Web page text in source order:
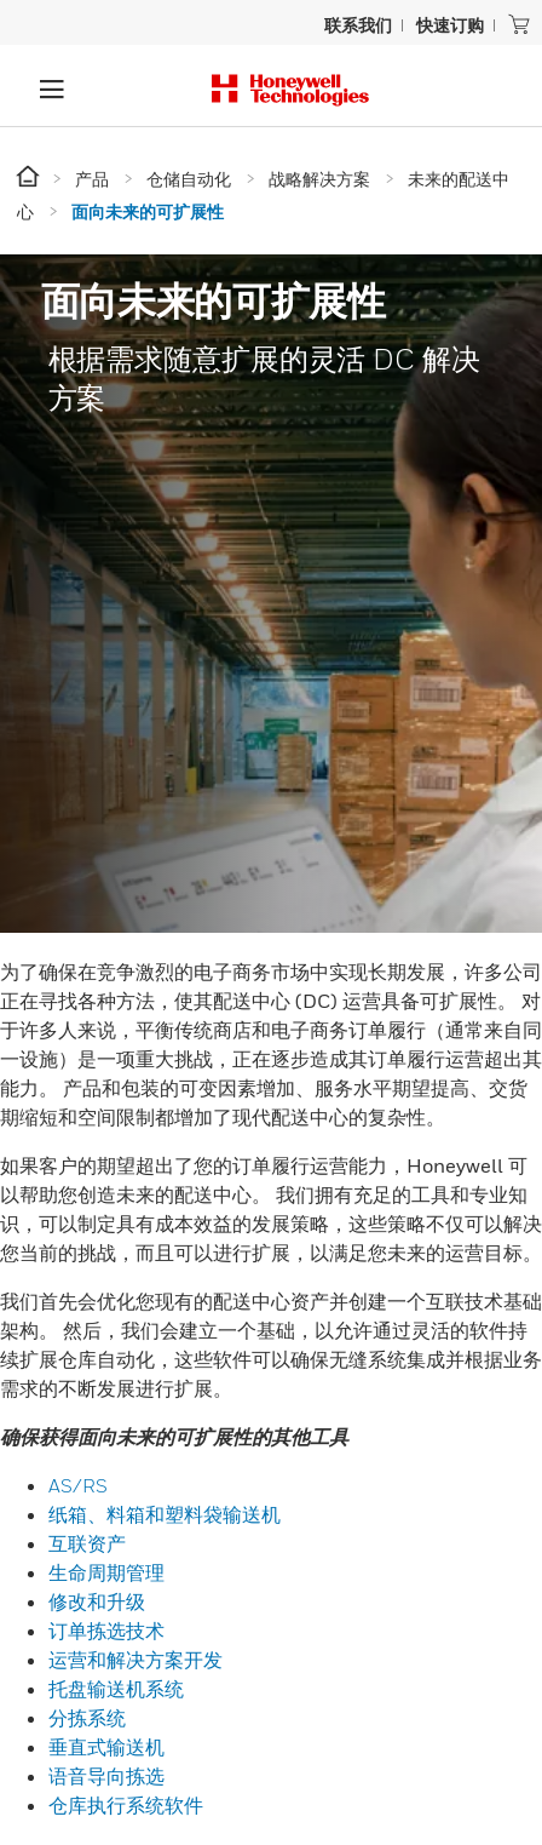
联系我们 快速订购
产品 仓储自动化 战略解决方案
未来的配送中
心
面向未来的可扩展性
面向未来的可扩展性
根据需求随意扩展的灵活 DC 解决
方案
为了确保在竞争激烈的电子商务市场中实现长期发展，许多公司
正在寻找各种方法，使其配送中心 (DC) 运营具备可扩展性。 对
于许多人来说，平衡传统商店和电子商务订单履行（通常来自同
一设施）是一项重大挑战，正在逐步造成其订单履行运营超出其
能力。 产品和包装的可变因素增加、服务水平期望提高、交货
期缩短和空间限制都增加了现代配送中心的复杂性。
如果客户的期望超出了您的订单履行运营能力，Honeywell 可
以帮助您创造未来的配送中心。 我们拥有充足的工具和专业知
识，可以制定具有成本效益的发展策略，这些策略不仅可以解决
您当前的挑战，而且可以进行扩展，以满足您未来的运营目标。
我们首先会优化您现有的配送中心资产并创建一个互联技术基础
架构。 然后，我们会建立一个基础，以允许通过灵活的软件持
续扩展仓库自动化，这些软件可以确保无缝系统集成并根据业务
需求的不断发展进行扩展。
确保获得面向未来的可扩展性的其他工具
AS/RS
纸箱、料箱和塑料袋输送机
互联资产
生命周期管理
修改和升级
订单拣选技术
运营和解决方案开发
托盘输送机系统
分拣系统
垂直式输送机
语音导向拣选
仓库执行系统软件